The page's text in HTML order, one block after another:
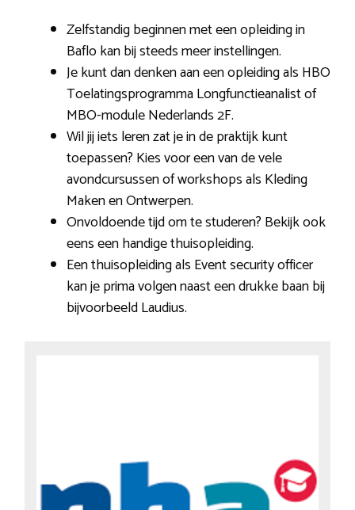
Zelfstandig beginnen met een opleiding in
Baflo kan bij steeds meer instellingen.
Je kunt dan denken aan een opleiding als HBO
Toelatingsprogramma Longfunctieanalist of
MBO-module Nederlands 2F.
Wil jij iets leren zat je in de praktijk kunt
toepassen? Kies voor een van de vele
avondcursussen of workshops als Kleding
Maken en Ontwerpen.
Onvoldoende tijd om te studeren? Bekijk ook
eens een handige thuisopleiding.
Een thuisopleiding als Event security officer
kan je prima volgen naast een drukke baan bij
bijvoorbeeld Laudius.